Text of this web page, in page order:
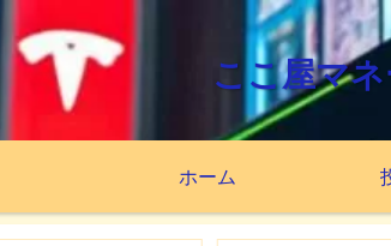
ここ屋マ
ホーム